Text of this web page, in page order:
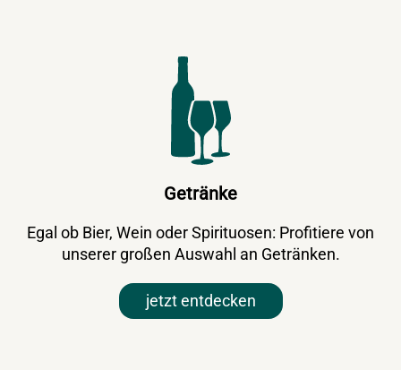
Getränke
Egal ob Bier, Wein oder Spirituosen: Profitiere von
unserer großen Auswahl an Getränken.
jetzt entdecken